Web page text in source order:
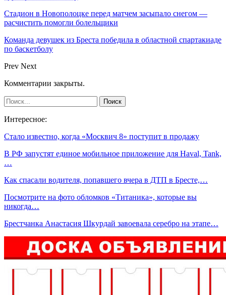
Стадион в Новополоцке перед матчем засыпало снегом —
расчистить помогли болельщики
Команда девушек из Бреста победила в областной спартакиаде
по баскетболу
Prev Next
Комментарии закрыты.
Интересное:
Стало известно, когда «Москвич 8» поступит в продажу
В РФ запустят единое мобильное приложение для Haval, Tank,
…
Как спасали водителя, попавшего вчера в ДТП в Бресте,…
Посмотрите на фото обломков «Титаника», которые вы
никогда…
Брестчанка Анастасия Шкурдай завоевала серебро на этапе…